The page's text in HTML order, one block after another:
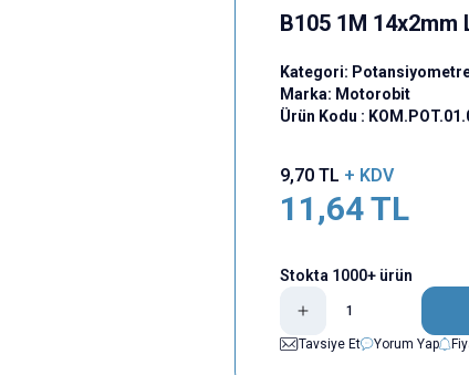
B105 1M
Kategori:
Marka: Motorobit
Ürün Kodu :
9,70TL + KDV
11,64TL
Stokta 1000+ ürün
Tavsiye Et
Yorum Yap